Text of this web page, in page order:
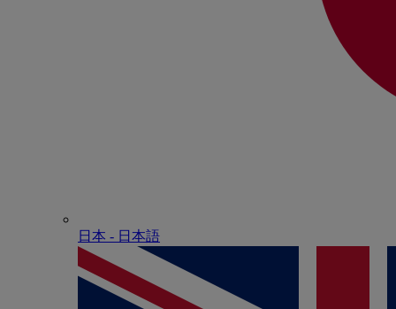
日本 - ⽇本語